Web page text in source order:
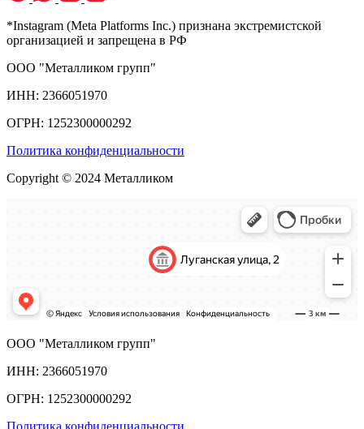
*Instagram (Meta Platforms Inc.) признана экстремистской
организацией и запрещена в РФ
ООО "Металликом групп"
ИНН: 2366051970
ОГРН: 1252300000292
Политика конфиденциальности
Copyright © 2024 Металликом
ООО "Металликом групп"
ИНН: 2366051970
ОГРН: 1252300000292
Политика конфиденциальности